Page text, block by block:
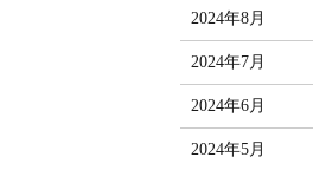
2024年8月
2024年7月
2024年6月
2024年5月